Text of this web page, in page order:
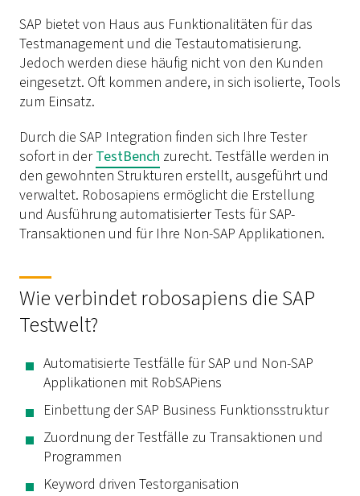
SAP bietet von Haus aus Funktionalitäten für das
Testmanagement und die Testautomatisierung.
Jedoch werden diese häufig nicht von den Kunden
eingesetzt. Oft kommen andere, in sich isolierte, Tools
zum Einsatz.
Durch die SAP Integration finden sich Ihre Tester
sofort in derTestBench zurecht. Testfälle werden in
den gewohnten Strukturen erstellt, ausgeführt und
verwaltet. Robosapiens ermöglicht die Erstellung
und Ausführung automatisierter Tests für SAP-
Transaktionen und für Ihre Non-SAP Applikationen.
Wie verbindet robosapiens die SAP
Testwelt?
Automatisierte Testfälle für SAP und Non-SAP
Applikationen mit RobSAPiens
Einbettung der SAP Business Funktionsstruktur
Zuordnung der Testfälle zu Transaktionen und
Programmen
Keyword driven Testorganisation